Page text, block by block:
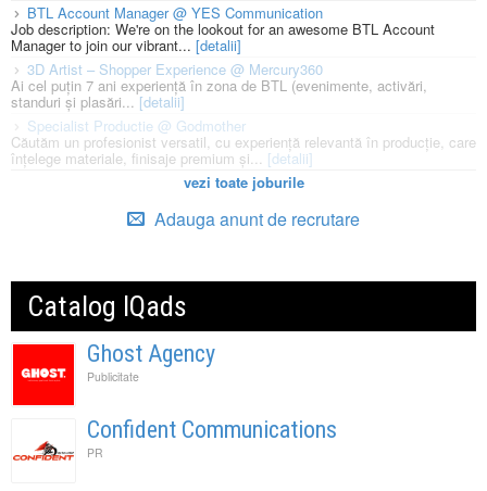
BTL Account Manager @ YES Communication
Job description: We're on the lookout for an awesome BTL Account
Manager to join our vibrant... [detalii]
3D Artist – Shopper Experience @ Mercury360
Ai cel puțin 7 ani experiență în zona de BTL (evenimente, activări,
standuri și plasări...[detalii]
Specialist Productie @ Godmother
Căutăm un profesionist versatil, cu experiență relevantă în producție, care
înțelege materiale, finisaje premium și... [detalii]
vezi toate joburile
Adauga anunt de recrutare
Catalog IQads
Ghost Agency
Publicitate
Confident Communications
PR